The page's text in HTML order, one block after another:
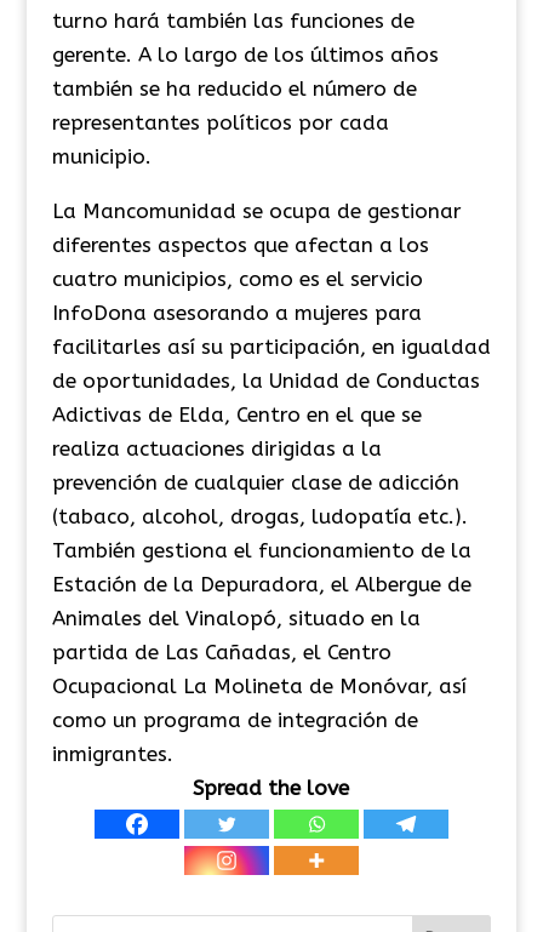
turno hará también las funciones de
gerente. A lo largo de los últimos años
también se ha reducido el número de
representantes políticos por cada
municipio.
La Mancomunidad se ocupa de gestionar
diferentes aspectos que afectan a los
cuatro municipios, como es el servicio
InfoDona asesorando a mujeres para
facilitarles así su participación, en igualdad
de oportunidades, la Unidad de Conductas
Adictivas de Elda, Centro en el que se
realiza actuaciones dirigidas a la
prevención de cualquier clase de adicción
(tabaco, alcohol, drogas, ludopatía etc.).
También gestiona el funcionamiento de la
Estación de la Depuradora, el Albergue de
Animales del Vinalopó, situado en la
partida de Las Cañadas, el Centro
Ocupacional La Molineta de Monóvar, así
como un programa de integración de
inmigrantes.
Spread the love